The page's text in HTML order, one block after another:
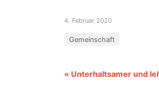
4. Februar 2020
Gemeinschaft
« Unterhaltsamer und